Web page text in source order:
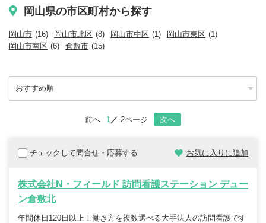
岡山県の市区町村から探す
岡山市 (16) 岡山市北区 (8) 岡山市中区 (1) 岡山市東区 (1)
岡山市南区 (6) 倉敷市 (15)
前へ 1 2ページ 次へ
チェックして問合せ・応募する お気に入りに追加
株式会社N・フィールド 訪問看護ステーション デュー
ン倉敷北
年間休日120日以上！働き方を複数選べる大手法人の訪問看護です